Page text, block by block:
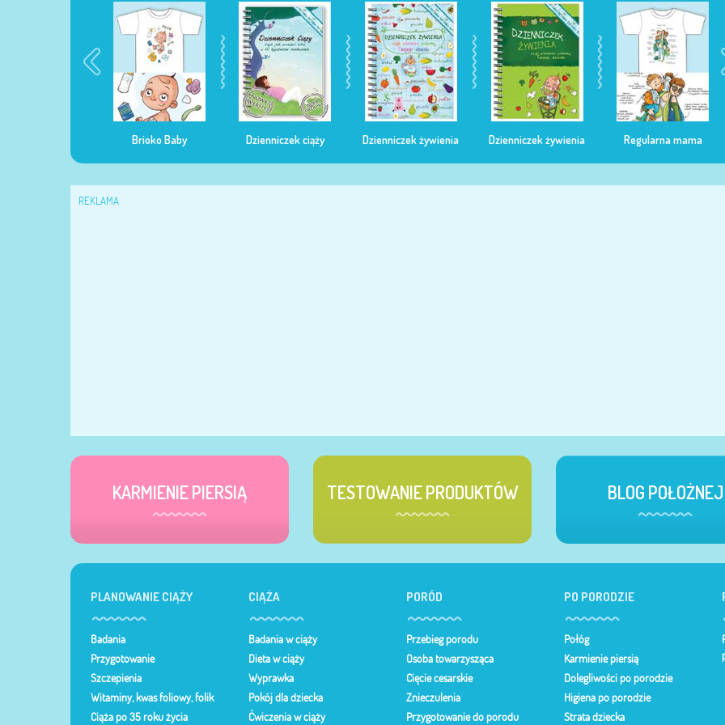
Brioko Baby Dzienniczek ciąży Dzienniczek żywienia Dzienniczek żywienia Regularna mama
REKLAMA
KARMIENIE PIERSIĄ TESTOWANIE PRODUKTÓW BLOG POŁOŻNEJ
PLANOWANIE CIĄŻY
Badania
Przygotowanie
Szczepienia
Witaminy, kwas foliowy, folik
Ciąża po 35 roku życia
CIĄŻA
Badania w ciąży
Dieta w ciąży
Wyprawka
Pokój dla dziecka
Ćwiczenia w ciąży
PORÓD
Przebieg porodu
Osoba towarzysząca
Cięcie cesarskie
Znieczulenia
Przygotowanie do porodu
PO PORODZIE
Połóg
Karmienie piersią
Dolegliwości po porodzie
Higiena po porodzie
Strata dziecka